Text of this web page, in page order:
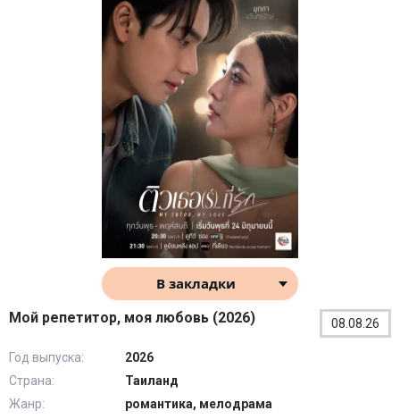
насладиться просмотром любимого сериала с русской озвучкой
или русскими субтитрами. Вливайся в команду безнадёжных
романтиков и получай удовольствие!
В закладки
Мой репетитор, моя любовь (2026) 08.08.26
Год выпуска:
2026
Страна:
Таиланд
Жанр:
романтика, мелодрама